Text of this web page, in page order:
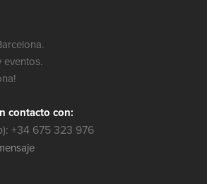
eventos.
contacto con:
+34 675 323 976